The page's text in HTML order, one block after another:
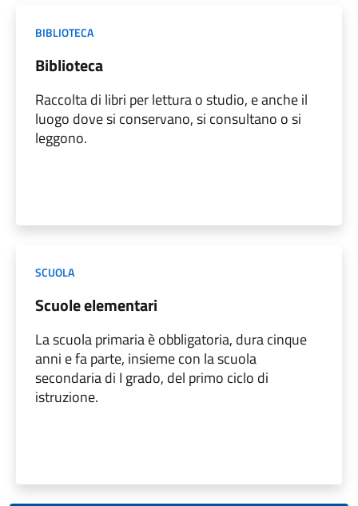
BIBLIOTECA
Biblioteca
Raccolta di libri per lettura o studio, e anche il
luogo dove si conservano, si consultano o si
leggono.
SCUOLA
Scuole elementari
La scuola primaria è obbligatoria, dura cinque
anni e fa parte, insieme con la scuola
secondaria di I grado, del primo ciclo di
istruzione.